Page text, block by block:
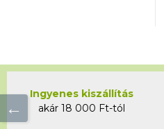
Ingyenes kiszállítás
akár 18 000 Ft-tól